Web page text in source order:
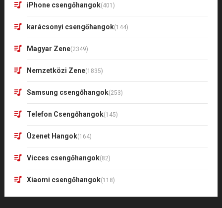
iPhone csengőhangok(401)
karácsonyi csengőhangok(144)
Magyar Zene(2349)
Nemzetközi Zene(1835)
Samsung csengőhangok(253)
Telefon Csengőhangok(145)
Üzenet Hangok(164)
Vicces csengőhangok(82)
Xiaomi csengőhangok(118)